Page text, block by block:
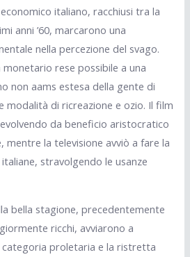
italiano, racchiusi tra la
anni ’60, marcarono una
nella percezione del svago.
monetario rese possibile a una
non aams estesa della gente di
modalità di ricreazione e ozio. Il film
da beneficio aristocratico
mentre la televisione avviò a fare la
stravolgendo le usanze
bella stagione, precedentemente
ricchi, avviarono a
categoria proletaria e la ristretta